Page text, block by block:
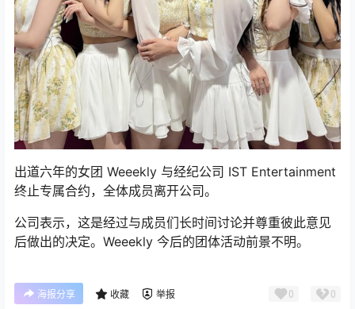
出道六年的女团 Weeekly 与经纪公司 IST Entertainment
终止专属合约，全体成员离开公司。
公司表示，这是经过与成员们长时间讨论并尊重彼此意见
后做出的决定。Weeekly 今后的团体活动前景不明。
海报分享 收藏 举报 0 0